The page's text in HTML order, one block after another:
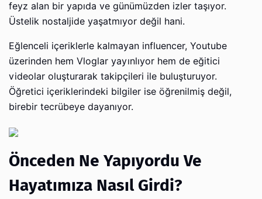
feyz alan bir yapıda ve günümüzden izler taşıyor.
Üstelik nostaljide yaşatmıyor değil hani.
Eğlenceli içeriklerle kalmayan influencer, Youtube
üzerinden hem Vloglar yayınlıyor hem de eğitici
videolar oluşturarak takipçileri ile buluşturuyor.
Öğretici içeriklerindeki bilgiler ise öğrenilmiş değil,
birebir tecrübeye dayanıyor.
Önceden Ne Yapıyordu Ve
Hayatımıza Nasıl Girdi?